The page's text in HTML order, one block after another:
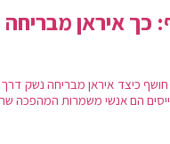
איראן מבריחה
כיצד איראן מבריחה נשק
הם אנשי משמרות המהפכה